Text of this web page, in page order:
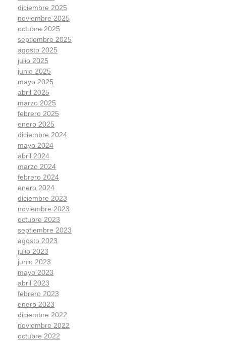
diciembre 2025
noviembre 2025
octubre 2025
septiembre 2025
agosto 2025
julio 2025
junio 2025
mayo 2025
abril 2025
marzo 2025
febrero 2025
enero 2025
diciembre 2024
mayo 2024
abril 2024
marzo 2024
febrero 2024
enero 2024
diciembre 2023
noviembre 2023
octubre 2023
septiembre 2023
agosto 2023
julio 2023
junio 2023
mayo 2023
abril 2023
febrero 2023
enero 2023
diciembre 2022
noviembre 2022
octubre 2022